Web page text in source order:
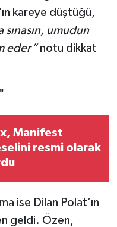
kareye düştüğü,
sınasın, umudun
eder”notu dikkat
Manifest
resmi olarak
ise Dilan Polat’ın
geldi. Özen,